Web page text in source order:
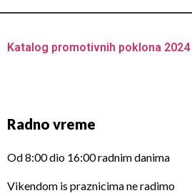
Katalog promotivnih poklona 2024
Radno vreme
Od 8:00 dio 16:00 radnim danima
Vikendom is praznicima ne radimo